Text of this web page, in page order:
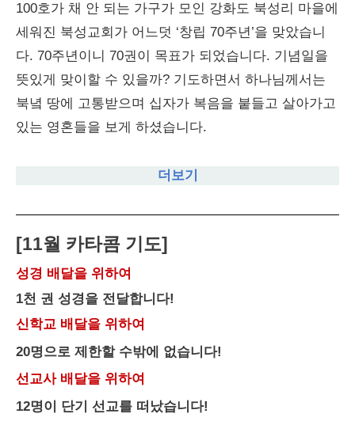
100호가 채 안 되는 가구가 모인 강화도 북성리 마을에
세워진 북성교회가 어느덧 ‘창립 70주년’을 맞았습니
다. 70주년이니 70권이 목표가 되었습니다. 기념일을
뜻있게 맞이할 수 있을까? 기도하면서 하나님께서는
북녘 땅에 고통받으며 십자가 복음을 붙들고 살아가고
있는 영혼들을 보게 하셨습니다.
더보기
[11월 카타콤 기도]
성경 배달을 위하여
1천 권 성경을 전달합니다!
신학교 배달을 위하여
20명으로 제한할 수밖에 없습니다!
선교사 배달을 위하여
12명이 단기 선교를 떠났습니다!